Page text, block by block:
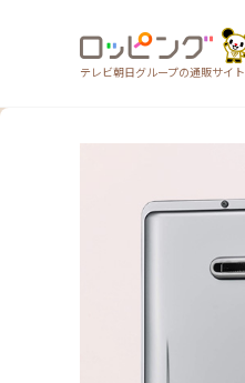
テレビ朝日グループの通販サイト